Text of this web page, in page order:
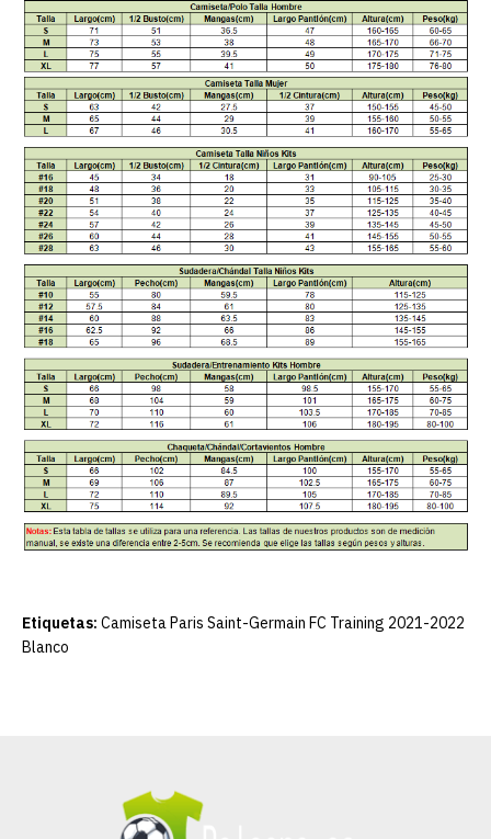
Etiquetas: Camiseta Paris Saint-Germain FC Training 2021-2022
Blanco